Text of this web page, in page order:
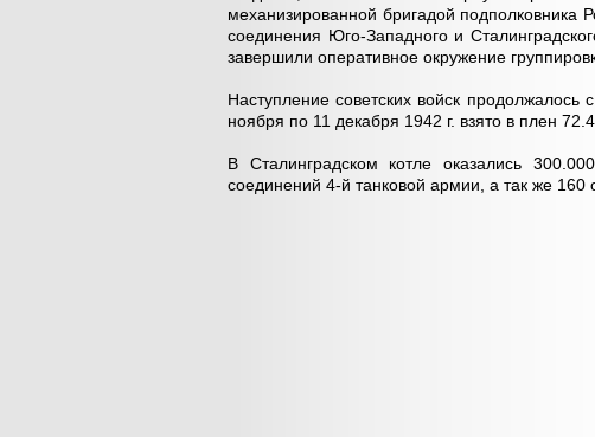
механизированной бригадой подполковника
соединения Юго-Западного и
завершили оперативное окружение
Наступление советских войск
ноября по 11 декабря 1942 г. взято в плен
В Сталинградском котле оказались
соединений 4-й танковой армии, а так же 160